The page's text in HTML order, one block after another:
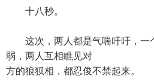
十八秒。
这次，两人都是气喘吁吁，一
弱，两人互相瞧见对
方的狼狈相，都忍俊不禁起来。